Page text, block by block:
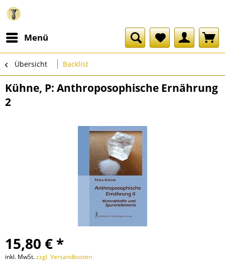
Menü
Übersicht Backlist
Kühne, P: Anthroposophische Ernährung
2
15,80 € *
inkl. MwSt.zzgl. Versandkosten